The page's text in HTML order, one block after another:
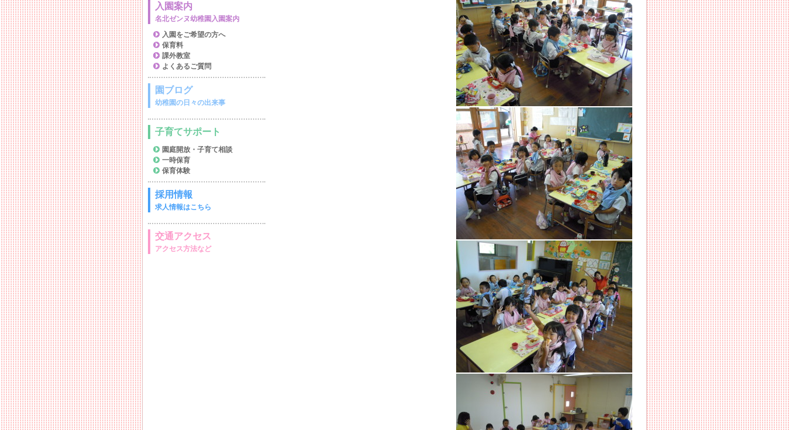
入園案内
名北ゼンヌ幼稚園入園案内
入園をご希望の方へ
保育料
課外教室
よくあるご質問
園ブログ
幼稚園の日々の出来事
子育てサポート
園庭開放・子育て相談
一時保育
保育体験
採用情報
求人情報はこちら
交通アクセス
アクセス方法など